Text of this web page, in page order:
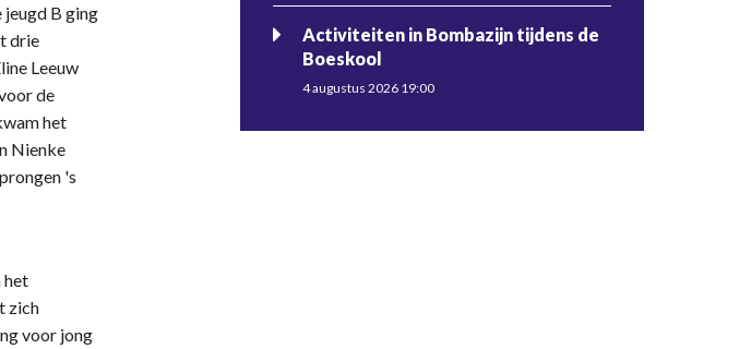
B ging
drie
Leeuw
de
het
Nienke
's
het
zich
voor jong
Activiteiten in Bombazijn tijdens de
Boeskool
4 augustus 2026 19:00